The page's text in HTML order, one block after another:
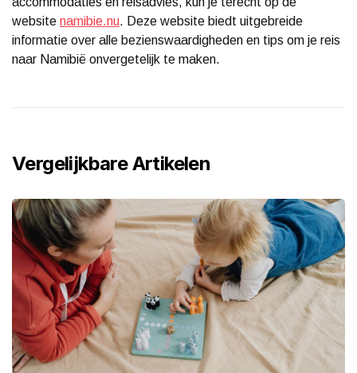
website namibie.nu. Deze website biedt uitgebreide
informatie over alle bezienswaardigheden en tips om je reis
naar Namibië onvergetelijk te maken.
Vergelijkbare Artikelen